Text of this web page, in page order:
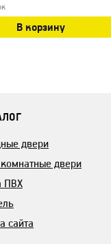
В корзину
двери
двери
ПВХ
сайта